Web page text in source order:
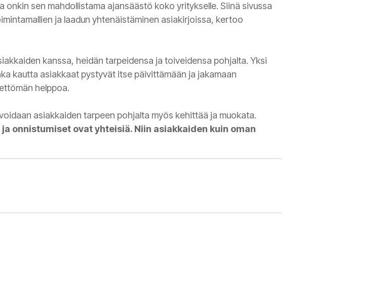
onkin sen mahdollistama ajansäästö koko yritykselle. Siinä sivussa
ja laadun yhtenäistäminen asiakirjoissa, kertoo
kanssa, heidän tarpeidensa ja toiveidensa pohjalta. Yksi
kautta asiakkaat pystyvät itse päivittämään ja jakamaan
helppoa.
asiakkaiden tarpeen pohjalta myös kehittää ja muokata.
onnistumiset ovat yhteisiä. Niin asiakkaiden kuin oman